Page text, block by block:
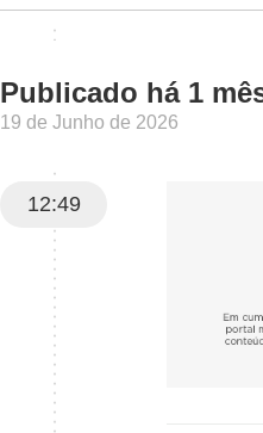
Publicado há 1
19 de Junho de 2026
12:49